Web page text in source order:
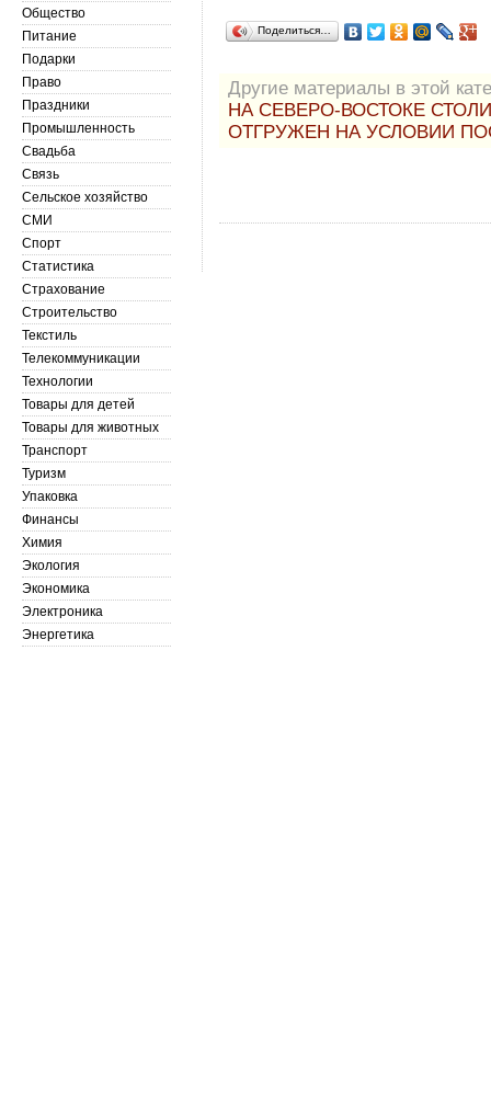
Поделиться…
Другие материалы в этой
НА СЕВЕРО-ВОСТОКЕ
ОТГРУЖЕН НА УСЛОВИИ
Общество
Питание
Подарки
Право
Праздники
Промышленность
Свадьба
Связь
Сельское хозяйство
СМИ
Спорт
Статистика
Страхование
Строительство
Текстиль
Телекоммуникации
Технологии
Товары для детей
Товары для животных
Транспорт
Туризм
Упаковка
Финансы
Химия
Экология
Экономика
Электроника
Энергетика